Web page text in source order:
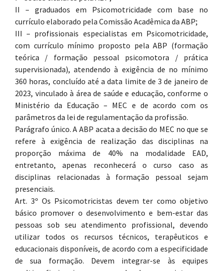
II – graduados em Psicomotricidade com base no
currículo elaborado pela Comissão Acadêmica da ABP;
III – profissionais especialistas em Psicomotricidade,
com currículo mínimo proposto pela ABP (formação
teórica / formação pessoal psicomotora / prática
supervisionada), atendendo à exigência de no mínimo
360 horas, concluído até a data limite de 3 de janeiro de
2023, vinculado à área de saúde e educação, conforme o
Ministério da Educação – MEC e de acordo com os
parâmetros da lei de regulamentação da profissão.
Parágrafo único. A ABP acata a decisão do MEC no que se
refere à exigência de realização das disciplinas na
proporção máxima de 40% na modalidade EAD,
entretanto, apenas reconhecerá o curso caso as
disciplinas relacionadas à formação pessoal sejam
presenciais.
Art. 3º Os Psicomotricistas devem ter como objetivo
básico promover o desenvolvimento e bem-estar das
pessoas sob seu atendimento profissional, devendo
utilizar todos os recursos técnicos, terapêuticos e
educacionais disponíveis, de acordo com a especificidade
de sua formação. Devem integrar-se às equipes